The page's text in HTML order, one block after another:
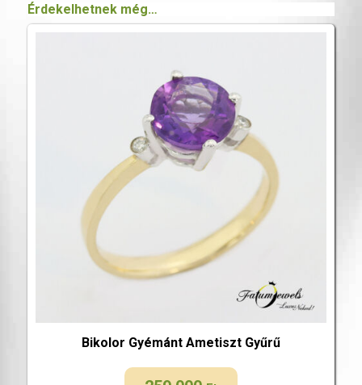
Érdekelhetnek még…
Bikolor Gyémánt Ametiszt Gyűrű